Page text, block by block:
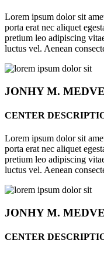
Lorem ipsum dolor sit
porta erat nec aliquet
pretium leo adipiscing
luctus vel. Aenean
JONHYM.
CENTER
Lorem ipsum dolor sit
porta erat nec aliquet
pretium leo adipiscing
luctus vel. Aenean
JONHYM.
CENTER